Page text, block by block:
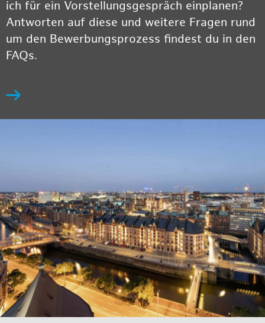
ich für ein Vorstellungsgespräch einplanen?
Antworten auf diese und weitere Fragen rund
um den Bewerbungsprozess findest du in den
FAQs.